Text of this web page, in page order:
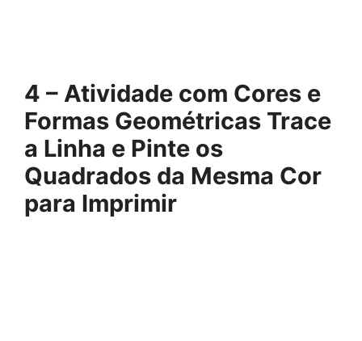
4 – Atividade com Cores e
Formas Geométricas Trace
a Linha e Pinte os
Quadrados da Mesma Cor
para Imprimir